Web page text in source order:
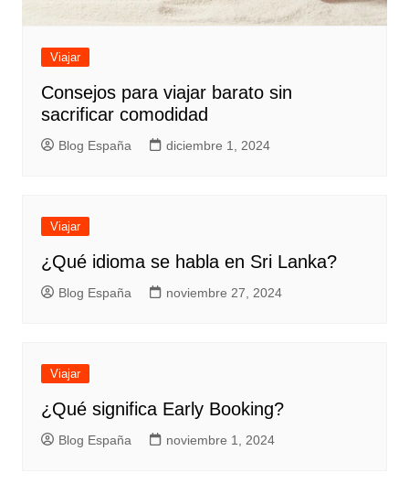
Viajar
Consejos para viajar barato sin
sacrificar comodidad
Blog España diciembre 1, 2024
Viajar
¿Qué idioma se habla en Sri Lanka?
Blog España noviembre 27, 2024
Viajar
¿Qué significa Early Booking?
Blog España noviembre 1, 2024